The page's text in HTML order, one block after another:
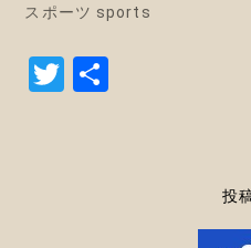
スポーツ sports
T
投